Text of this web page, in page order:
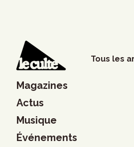
Magazines
Actus
Musique
Événements
Tous les